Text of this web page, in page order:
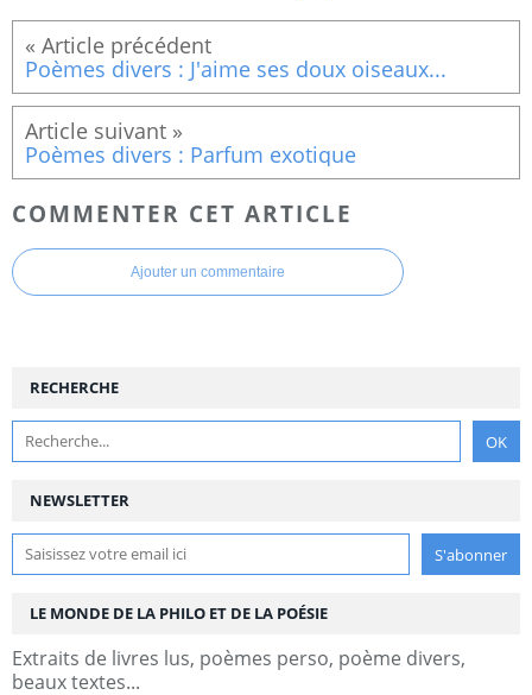
Poèmes divers : J'aime ses doux oiseaux...
Poèmes divers : Parfum exotique
COMMENTER CET ARTICLE
Ajouter un commentaire
NEWSLETTER
RECHERCHE
LE MONDE DE LA PHILO ET DE LA POÉSIE
Extraits de livres lus, poèmes perso, poème divers,
beaux textes...